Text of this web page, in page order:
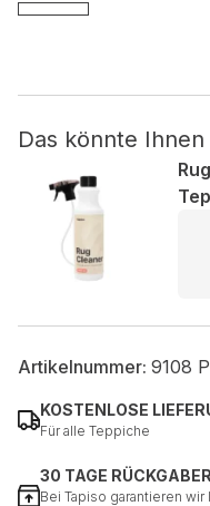
Das könnte
Artikelnummer: 9108
KOSTENLOSE
Für alle Teppiche
30 TAGE
Bei Tapiso garantieren
ansprechend sind und
Nicht
Andere nicht
analysiert werden und
wurden.